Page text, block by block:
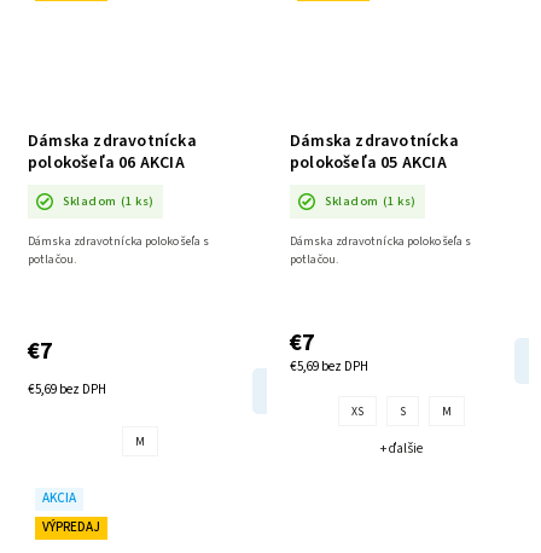
Dámska zdravotnícka
polokošeľa 06 AKCIA
Skladom (1 ks)
€5,69 bez DPH
€7
Dámska zdravotnícka polokošeľa s
potlačou.
M
Dámska zdravotnícka
polokošeľa 05 AKCIA
Skladom (1 ks)
€5,69 bez DPH
€7
Dámska zdravotnícka polokošeľa s
potlačou.
XS S M
+ ďalšie
AKCIA
VÝPREDAJ